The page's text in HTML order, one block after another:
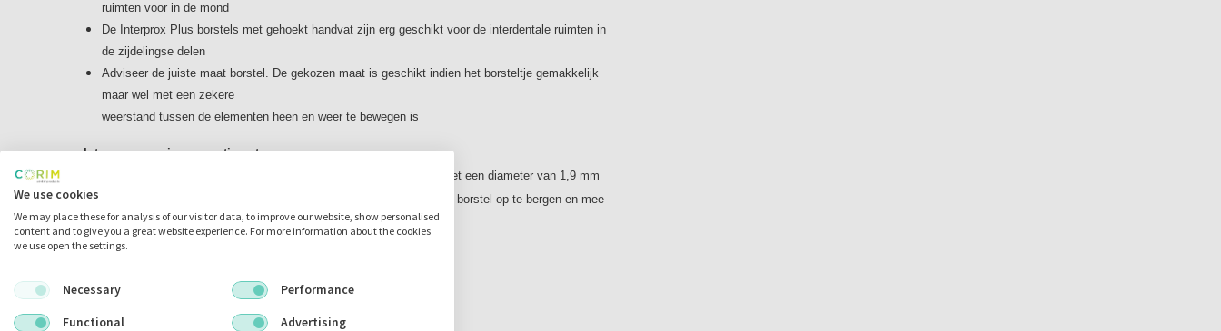
ruimten voor in de mond
De Interprox Plus borstels met gehoekt handvat zijn erg geschikt voor de interdentale ruimten in
de zijdelingse delen
Adviseer de juiste maat borstel. De gekozen maat is geschikt indien het borsteltje gemakkelijk
maar wel met een zekere
weerstand tussen de elementen heen en weer te bewegen is
Interprox premium assortiment
De Interprox Premium bestaat uit een assortiment met 8 borsteltjes met een diameter van 1,9 mm
naar 6 mm. Elke Interprox heeft een hygiënisch beschermkapje om de borstel op te bergen en mee
te nemen.
Interprox Nano (roze) 1.9 mm
We use cookies
We may place these for analysis of our visitor data, to improve our website, show personalised
content and to give you a great website experience. For more information about the cookies
we use open the settings.
Necessary
Performance
Functional
Advertising